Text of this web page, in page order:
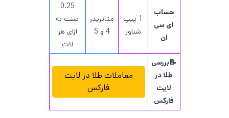
حساب
ای سی
ان
1 پیپ
شناور
متاتریدر
4 و 5
0.25
سنت به
ازای هر
لات
📝بررسی
طلا در
لایت
فارکس
معاملات طلا در لایت
فارکس